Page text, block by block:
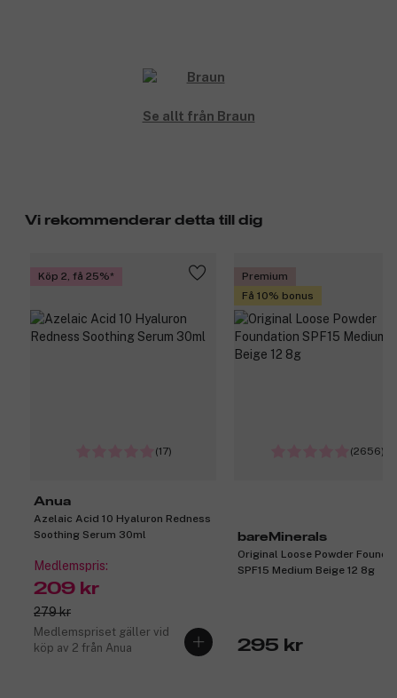
Se allt från Braun
Vi rekommenderar detta till dig
Köp 2, få 25%
(17)
Anua
Azelaic Acid 10 Hyaluron Redness
Soothing Serum 30ml
Medlemspris:
209 kr
279 kr
Medlemspriset gäller vid
köp av 2 från Anua
Premium
Få 10% bonus
(2656)
bareMinerals
Original Loose Powder
SPF15 Medium Beige 12 8g
295 kr